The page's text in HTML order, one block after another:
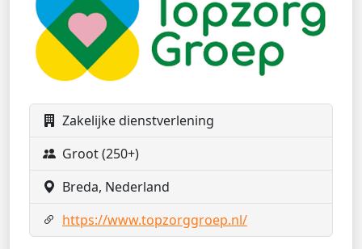
Zakelijke dienstverlening
Groot (250+)
Breda, Nederland
https://www.topzorggroep.nl/